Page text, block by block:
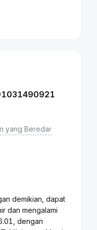
yang Beredar
demikian, dapat
dan mengalami
dengan